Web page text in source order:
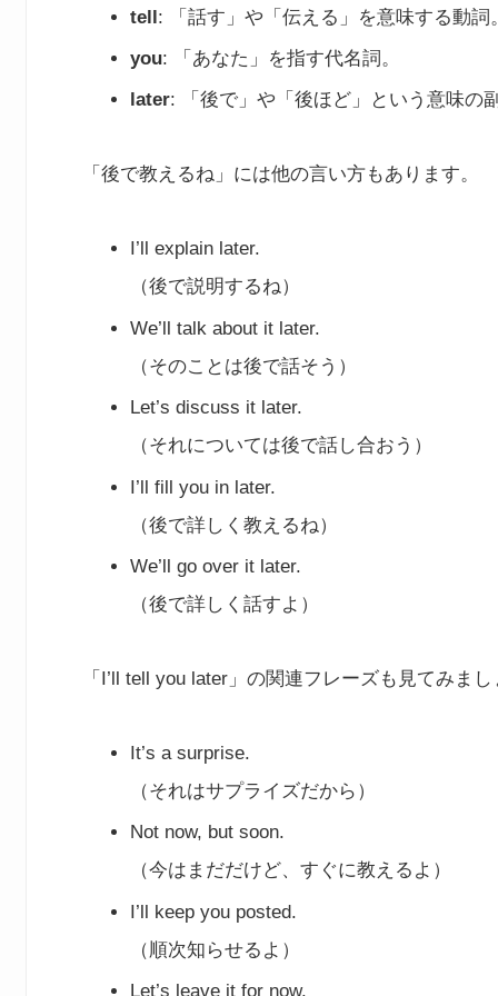
tell: 「話す」や「伝える」を意味する動詞。
you: 「あなた」を指す代名詞。
later: 「後で」や「後ほど」という意味の副
「後で教えるね」には他の言い方もあります。
I’ll explain later.
（後で説明するね）
We’ll talk about it later.
（そのことは後で話そう）
Let’s discuss it later.
（それについては後で話し合おう）
I’ll fill you in later.
（後で詳しく教えるね）
We’ll go over it later.
（後で詳しく話すよ）
「I’ll tell you later」の関連フレーズも見てみまし
It’s a surprise.
（それはサプライズだから）
Not now, but soon.
（今はまだだけど、すぐに教えるよ）
I’ll keep you posted.
（順次知らせるよ）
Let’s leave it for now.